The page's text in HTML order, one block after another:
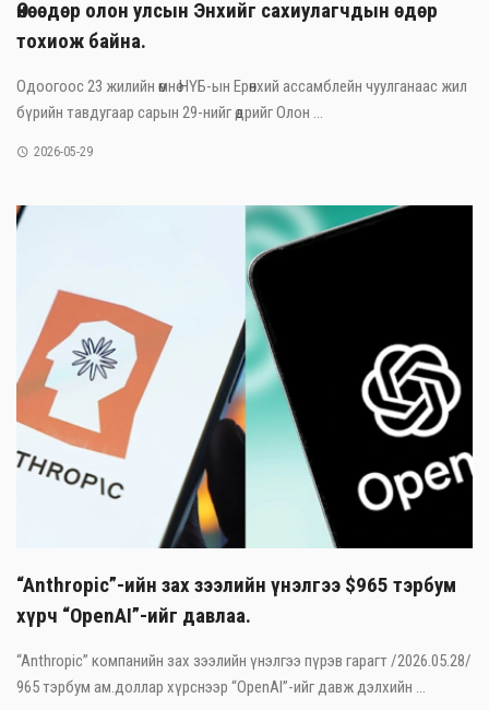
Өнөөдөр олон улсын Энхийг сахиулагчдын өдөр
тохиож байна.
Одоогоос 23 жилийн өмнө НҮБ-ын Ерөнхий ассамблейн чуулганаас жил
бүрийн тавдугаар сарын 29-нийг өдрийг Олон ...
2026-05-29
“Anthropic”-ийн зах зээлийн үнэлгээ $965 тэрбум
хүрч “OpenAI”-ийг давлаа.
“Anthropic” компанийн зах зээлийн үнэлгээ пүрэв гарагт /2026.05.28/
965 тэрбум ам.доллар хүрснээр “OpenAI”-ийг давж дэлхийн ...